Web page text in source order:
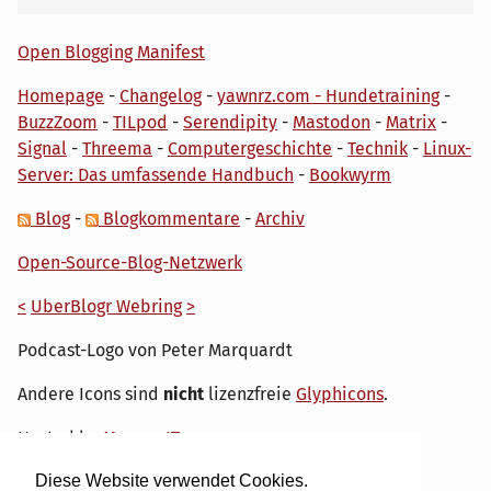
Diese Website verwendet Cookies.
Open Blogging Manifest
Homepage - Changelog- yawnrz.com - Hundetraining-
BuzzZoom - TILpod - Serendipity - Mastodon - Matrix -
Signal - Threema - Computergeschichte - Technik - Linux-
Server: Das umfassende Handbuch - Bookwyrm
Blog- Blogkommentare - Archiv
Open-Source-Blog-Netzwerk
< UberBlogr Webring >
Podcast-Logo von Peter Marquardt
Andere Icons sind nicht lizenzfreie Glyphicons.
Hosted by My own IT.